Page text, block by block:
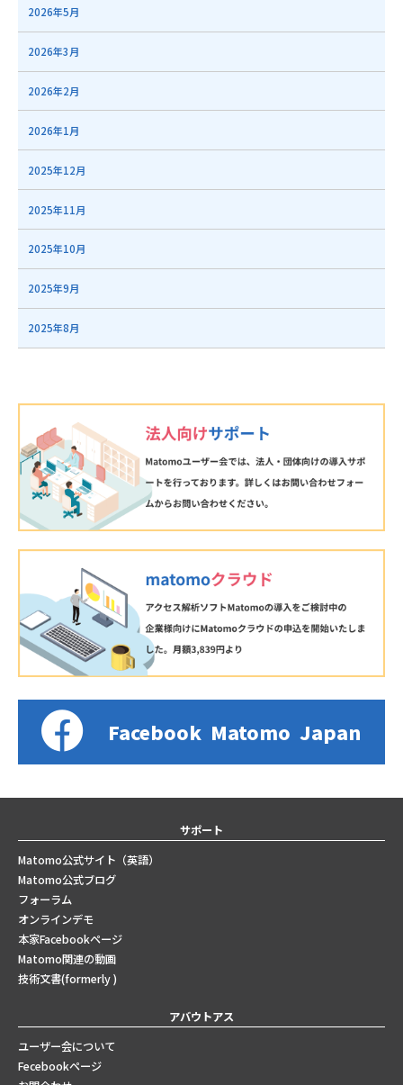
2026年5月
2026年3月
2026年2月
2026年1月
2025年12月
2025年11月
2025年10月
2025年9月
2025年8月
Facebook Matomo Japan
サポート
Matomo公式サイト（英語）
Matomo公式ブログ
フォーラム
オンラインデモ
本家Facebookページ
Matomo関連の動画
技術文書(formerly )
アバウトアス
ユーザー会について
Fecebookページ